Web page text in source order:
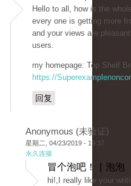
Hello to all, how is the
every one is getting more
and your views are
users.
my homepage: Top Shelf
https://
回复
Anonymous (未验证)
星期二, 04/23/2019 - 19:37
永久连接
冒个泡吧！ | 泡泡
hi!,I really like your